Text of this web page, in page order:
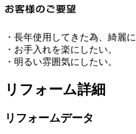
・長年使用してきた為、綺麗に
・お手入れを楽にしたい。
・明るい雰囲気にしたい。
リフォーム詳細
リフォームデータ